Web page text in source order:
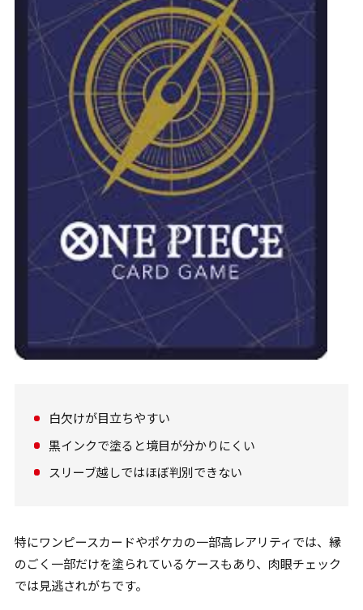
白欠けが目立ちやすい
黒インクで塗ると境目が分かりにくい
スリーブ越しではほぼ判別できない
特にワンピースカードやポケカの一部高レアリティでは、縁
のごく一部だけを塗られているケースもあり、肉眼チェック
では見逃されがちです。